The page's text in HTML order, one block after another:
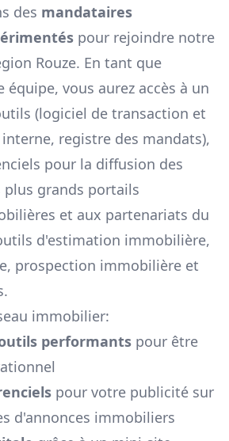
des mandataires
pour rejoindre notre
Rouze. En tant que
vous aurez accès à un
(logiciel de transaction et
registre des mandats),
pour la diffusion des
grands portails
et aux partenariats du
d'estimation immobilière,
prospection immobilière et
immobilier:
performants pour être
pour votre publicité sur
d'annonces immobiliers